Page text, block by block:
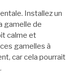
Installez un
gamelle de
calme et
gamelles à
car cela pourrait